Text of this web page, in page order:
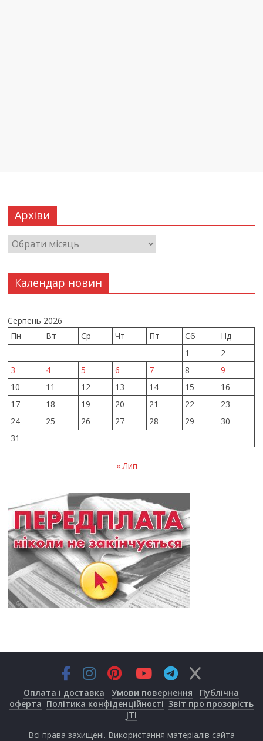
Архіви
Календар новин
Серпень 2026
Пн
Вт Ср Чт Пт Сб
Нд
1
2
3
4 5 6 7 8
9
10
11 12 13 14 15
16
17
18 19 20 21 22
23
24
25 26 27 28 29
30
31
« Лип
Оплата і доставка Умови повернення
Публічна
оферта Політика конфіденційності Звіт про прозорість
JTI
Всі права захищені. Використання матеріалів сайта